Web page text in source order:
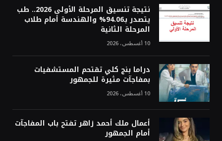
نتيجة تنسيق المرحلة الأولى 2026.. طب
يتصدر بـ94.06% والهندسة أمام طلاب
المرحلة الثانية
10 أغسطس، 2026
دراما بنج كلي تقتحم المستشفيات
بمفاجآت مثيرة للجمهور
10 أغسطس، 2026
أعمال ملك أحمد زاهر تفتح باب المفاجآت
أمام الجمهور